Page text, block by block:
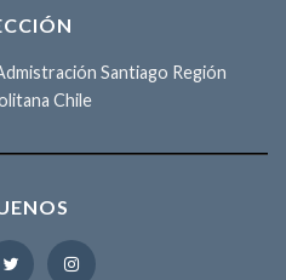
Santiago Región
Chile